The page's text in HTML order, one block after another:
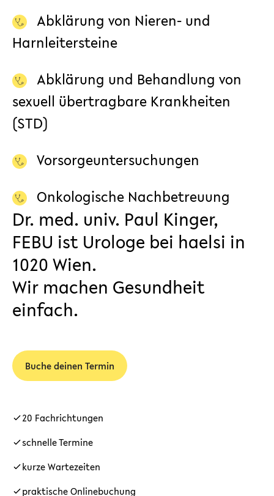
Abklärung von Nieren- und
Harnleitersteine
Abklärung und Behandlung von
sexuell übertragbare Krankheiten
(STD)
Vorsorgeuntersuchungen
Onkologische Nachbetreuung
Dr. med. univ. Paul Kinger,
FEBU ist Urologe bei haelsi in
1020 Wien.
Wir machen Gesundheit
einfach.
Buche deinen Termin
20 Fachrichtungen
schnelle Termine
kurze Wartezeiten
praktische Onlinebuchung